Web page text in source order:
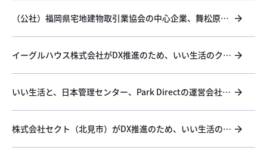
（公社）福岡県宅地建物取引業協会の中心企業、舞松原不
イーグルハウス株式会社がDX推進のため、いい生活のクラ
いい生活と、日本管理センター、Park Directの運営会社ニ
株式会社セクト（北見市）がDX推進のため、いい生活のク